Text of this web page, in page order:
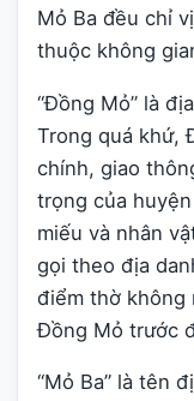
Mỏ Ba đều chỉ
thuộc không
“Đồng Mỏ” là
Trong quá khứ,
chính, giao
trọng của
miếu và nhân
gọi theo địa
điểm thờ không
Đồng Mỏ trước
“Mỏ Ba” là tên